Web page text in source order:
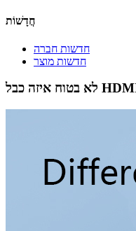
חֲדָשׁוֹת
חדשות חברה
חדשות מוצר